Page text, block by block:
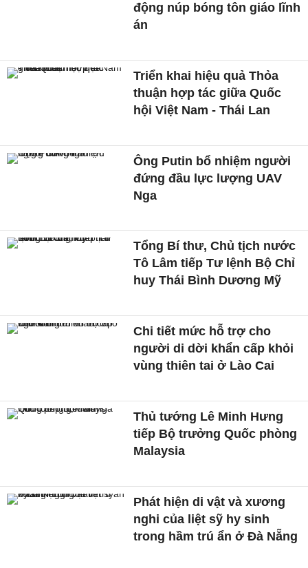
động núp bóng tôn giáo lĩnh
án
Triển khai hiệu quả Thỏa
thuận hợp tác giữa Quốc
hội Việt Nam - Thái Lan
Ông Putin bổ nhiệm người
đứng đầu lực lượng UAV
Nga
Tổng Bí thư, Chủ tịch nước
Tô Lâm tiếp Tư lệnh Bộ Chỉ
huy Thái Bình Dương Mỹ
Chi tiết mức hỗ trợ cho
người di dời khẩn cấp khỏi
vùng thiên tai ở Lào Cai
Thủ tướng Lê Minh Hưng
tiếp Bộ trưởng Quốc phòng
Malaysia
Phát hiện di vật và xương
nghi của liệt sỹ hy sinh
trong hầm trú ẩn ở Đà Nẵng